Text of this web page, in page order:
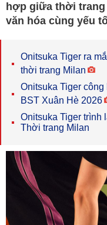
hợp giữa thời trang
văn hóa cùng yếu
Onitsuka Tiger ra
thời trang Milan
Onitsuka Tiger
BST Xuân Hè 2026
Onitsuka Tiger trình
Thời trang Milan